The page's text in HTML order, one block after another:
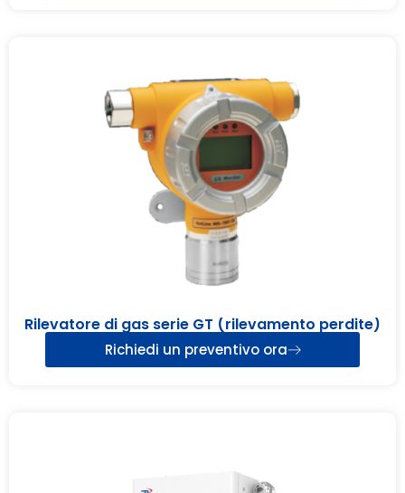
Rilevatore di gas serie GT (rilevamento perdite)
Richiedi un preventivo ora